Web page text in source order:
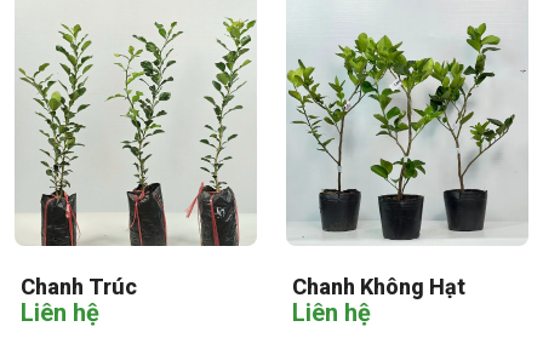
Chanh Trúc
Liên hệ
Chanh Không Hạt
Liên hệ